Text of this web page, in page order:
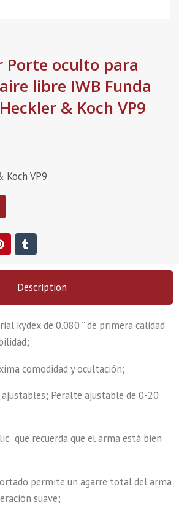
Porte oculto para
libre IWB Funda
& Koch VP9
Koch VP9
Description
kydex de 0.080 ” de primera calidad
comodidad y ocultación;
Peralte ajustable de 0-20
que recuerda que el arma está bien
permite un agarre total del arma
suave;